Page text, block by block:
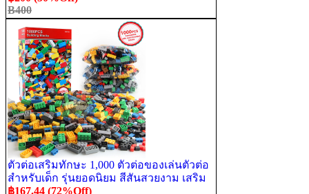
B400
ตัวต่อเสริมทักษะ 1,000 ตัวต่อของเล่นตัวต่อ
สำหรับเด็ก รุ่นยอดนิยม สีสันสวยงาม เสริม
สร้าง IQ และสมาธิ DIY Brick
฿167.44 (72%Off)